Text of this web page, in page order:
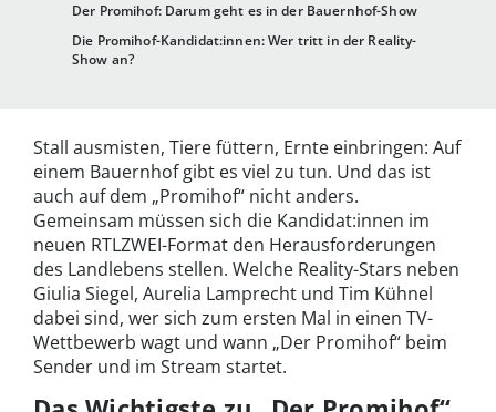
Der Promihof: Darum geht es in der Bauernhof-Show
Die Promihof-Kandidat:innen: Wer tritt in der Reality-
Show an?
Stall ausmisten, Tiere füttern, Ernte einbringen: Auf
einem Bauernhof gibt es viel zu tun. Und das ist
auch auf dem „Promihof“ nicht anders.
Gemeinsam müssen sich die Kandidat:innen im
neuen RTLZWEI-Format den Herausforderungen
des Landlebens stellen. Welche Reality-Stars neben
Giulia Siegel, Aurelia Lamprecht und Tim Kühnel
dabei sind, wer sich zum ersten Mal in einen TV-
Wettbewerb wagt und wann „Der Promihof“ beim
Sender und im Stream startet.